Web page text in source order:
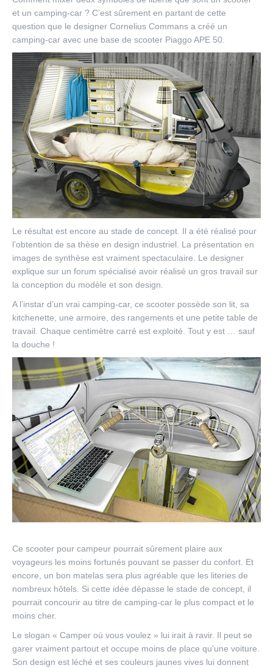
et un camping-car ? C’est sûrement en partant de cette
question que le designer Cornelius Commans a créé un
camping-car avec une base de scooter Piaggo APE 50.
Le résultat est encore au stade de concept. Il a été réalisé pour
l’obtention de sa thèse en design industriel. La présentation en
images de synthèse est vraiment spectaculaire. Le designer
explique sur un forum spécialisé avoir réalisé un gros travail sur
la conception du modèle et son design.
A l’instar d’un vrai camping-car, ce scooter possède son lit, sa
kitchenette, une armoire, des rangements et une petite table de
travail. Chaque centimètre carré est exploité. Tout y est … sauf
la douche !
Ce scooter pour campeur pourrait sûrement plaire aux
voyageurs les moins fortunés pouvant se passer du confort. Et
encore, un bon matelas sera plus agréable que les literies de
nombreux hôtels. Si cette idée dépasse le stade de concept, il
pourrait concourir au titre de camping-car le plus compact et le
moins cher.
Le slogan « Camper où vous voulez » lui irait à ravir. Il peut se
garer vraiment partout et occupe moins de place qu’une voiture.
Son design est léché et ses couleurs jaunes vives lui donnent